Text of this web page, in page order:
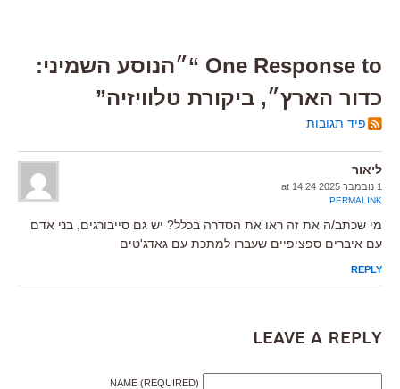
One Response to “״הנוסע השמיני:
כדור הארץ״, ביקורת טלוויזיה”
פיד תגובות
ליאור
1 נובמבר 2025 at 14:24
PERMALINK
מי שכתב/ה את זה ראו את הסדרה בכלל? יש גם סייבורגים, בני אדם
עם איברים ספציפיים שעברו למתכת עם גאדג'טים
REPLY
Leave a Reply
NAME (REQUIRED)